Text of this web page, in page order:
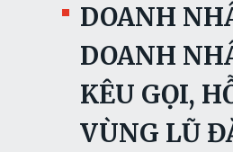
DOANH
DOANH
KÊU GỌI,
VÙNG LŨ